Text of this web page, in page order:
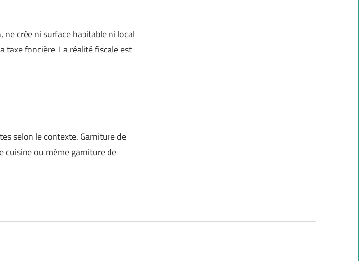
crée ni surface habitable ni local
taxe foncière. La réalité fiscale est
selon le contexte. Garniture de
cuisine ou même garniture de